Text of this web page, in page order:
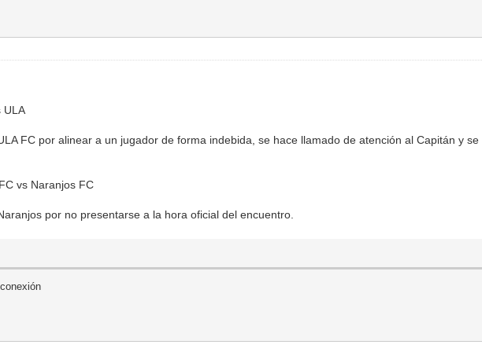
ULA
FC por alinear a un jugador de forma indebida, se hace llamado de atención al Capitán y
vs Naranjos FC
por no presentarse a la hora oficial del encuentro.